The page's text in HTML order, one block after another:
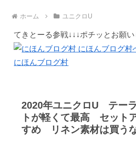
ホーム ユニクロU
てきとーる参戦↓↓↓ポチッとお願い
にほんブログ村
2020年ユニクロU テー
トが軽くて最高 セット
すめ リネン素材は買う